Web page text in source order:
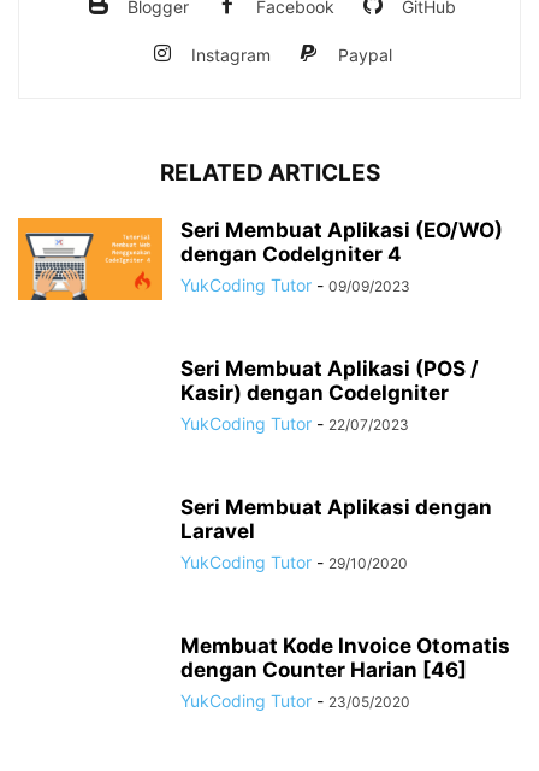
Blogger Facebook GitHub
Instagram Paypal
RELATED ARTICLES
Seri Membuat Aplikasi (EO/WO)
dengan CodeIgniter 4
YukCoding Tutor - 09/09/2023
Seri Membuat Aplikasi (POS /
Kasir) dengan CodeIgniter
YukCoding Tutor - 22/07/2023
Seri Membuat Aplikasi dengan
Laravel
YukCoding Tutor - 29/10/2020
Membuat Kode Invoice Otomatis
dengan Counter Harian [46]
YukCoding Tutor - 23/05/2020